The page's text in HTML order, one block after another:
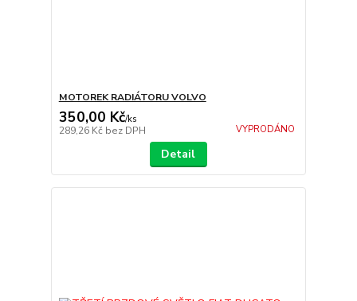
MOTOREK RADIÁTORU VOLVO
350,00 Kč/ks
289,26 Kč bez DPH VYPRODÁNO
Detail